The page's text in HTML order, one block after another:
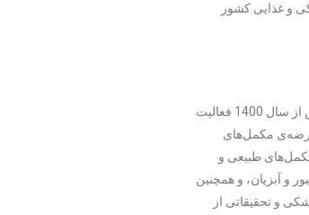
و غذایی کشور
شرکت وریا فارمد پارس از سال 1400 فعالیت
عرضه‌ی مکمل‌های
مکمل‌های طبیعی و
و آبزیان، و همچنین
و تحقیقاتی از